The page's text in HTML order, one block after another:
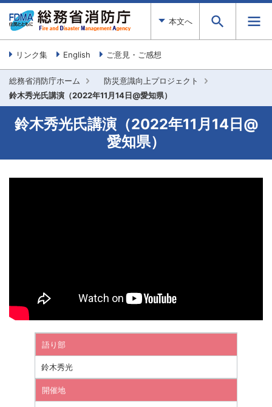
本文へ
リンク集 English ご意見・ご感想
総務省消防庁ホーム
防災意識向上プロジェクト
鈴木秀光氏講演（2022年11月14日@愛知県）
鈴木秀光氏講演（2022年11月14日@
愛知県）
語り部
鈴木秀光
開催地